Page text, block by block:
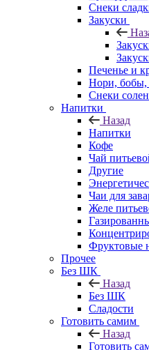
Снеки
Закуски
Печенье и
Нори, бобы,
Снеки
Напитки
Назад
Напитки
Кофе
Чай
Другие
Чаи для
Желе
Фруктовые
Прочее
Без ШК
Назад
Без ШК
Сладости
Готовить самим
Назад
Готовить